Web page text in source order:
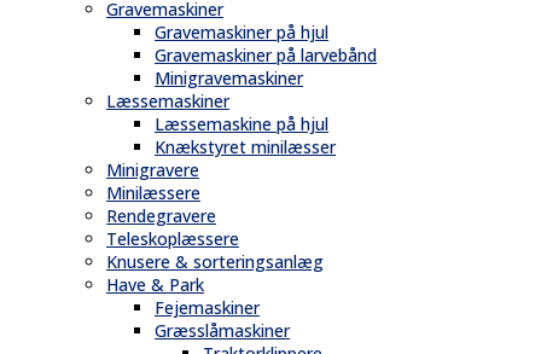
Gravemaskiner
Gravemaskiner på hjul
Gravemaskiner på larvebånd
Minigravemaskiner
Læssemaskiner
Læssemaskine på hjul
Knækstyret minilæsser
Minigravere
Minilæssere
Rendegravere
Teleskoplæssere
Knusere & sorteringsanlæg
Have & Park
Fejemaskiner
Græsslåmaskiner